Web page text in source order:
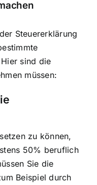
Steuererklärung
sind die
müssen:
zu können,
50% beruflich
Sie die
Beispiel durch